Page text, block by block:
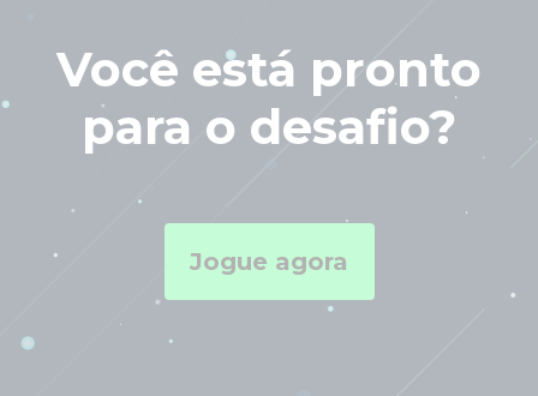
Você está pronto
para o desafio?
Jogue agora